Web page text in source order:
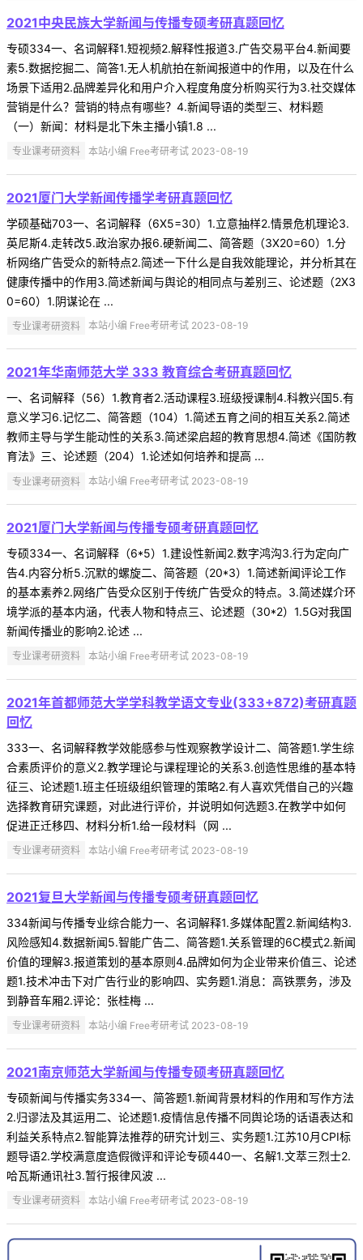
2021中央民族大学新闻与传播专硕考研真题回忆
专硕334一、名词解释1.短视频2.解释性报道3.广告交易平台4.新闻要
素5.数据挖掘二、简答1.无人机航拍在新闻报道中的作用，以及在什么
场景下适用2.品牌差异化和用户介入程度角度分析购买行为3.社交媒体
营销是什么？营销的特点有哪些？4.新闻导语的类型三、材料题
（一）新闻：材料是北下朱主播小镇1.8 ...
专业课考研资料 本站小编 Free考研考试 2023-08-19
2021厦门大学新闻传播学考研真题回忆
学硕基础703一、名词解释（6X5=30）1.立意抽样2.情景危机理论3.
英尼斯4.走转改5.政治家办报6.硬新闻二、简答题（3X20=60）1.分
析网络广告受众的新特点2.简述一下什么是自我效能理论，并分析其在
健康传播中的作用3.简述新闻与舆论的相同点与差别三、论述题（2X3
0=60）1.阴谋论在 ...
专业课考研资料 本站小编 Free考研考试 2023-08-19
2021年华南师范大学 333 教育综合考研真题回忆
一、名词解释（56）1.教育者2.活动课程3.班级授课制4.科教兴国5.有
意义学习6.记忆二、简答题（104）1.简述五育之间的相互关系2.简述
教师主导与学生能动性的关系3.简述梁启超的教育思想4.简述《国防教
育法》三、论述题（204）1.论述如何培养和提高 ...
专业课考研资料 本站小编 Free考研考试 2023-08-19
2021厦门大学新闻与传播专硕考研真题回忆
专硕334一、名词解释（6*5）1.建设性新闻2.数字鸿沟3.行为定向广
告4.内容分析5.沉默的螺旋二、简答题（20*3）1.简述新闻评论工作
的基本素养2.网络广告受众区别于传统广告受众的特点。3.简述媒介环
境学派的基本内涵，代表人物和特点三、论述题（30*2）1.5G对我国
新闻传播业的影响2.论述 ...
专业课考研资料 本站小编 Free考研考试 2023-08-19
2021年首都师范大学学科教学语文专业(333+872)考研真题
回忆
333一、名词解释教学效能感参与性观察教学设计二、简答题1.学生综
合素质评价的意义2.教学理论与课程理论的关系3.创造性思维的基本特
征三、论述题1.班主任班级组织管理的策略2.有人喜欢凭借自己的兴趣
选择教育研究课题，对此进行评价，并说明如何选题3.在教学中如何
促进正迁移四、材料分析1.给一段材料（网 ...
专业课考研资料 本站小编 Free考研考试 2023-08-19
2021复旦大学新闻与传播专硕考研真题回忆
334新闻与传播专业综合能力一、名词解释1.多媒体配置2.新闻结构3.
风险感知4.数据新闻5.智能广告二、简答题1.关系管理的6C模式2.新闻
价值的理解3.报道策划的基本原则4.品牌如何为企业带来价值三、论述
题1.技术冲击下对广告行业的影响四、实务题1.消息：高铁票务，涉及
到静音车厢2.评论：张桂梅 ...
专业课考研资料 本站小编 Free考研考试 2023-08-19
2021南京师范大学新闻与传播专硕考研真题回忆
专硕新闻与传播实务334一、简答题1.新闻背景材料的作用和写作方法
2.归谬法及其运用二、论述题1.疫情信息传播不同舆论场的话语表达和
利益关系特点2.智能算法推荐的研究计划三、实务题1.江苏10月CPI标
题导语2.学校满意度造假微评和评论专硕440一、名解1.文萃三烈士2.
哈瓦斯通讯社3.暂行报律风波 ...
专业课考研资料 本站小编 Free考研考试 2023-08-19